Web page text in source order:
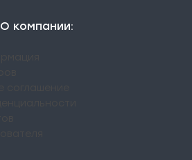
О компании: